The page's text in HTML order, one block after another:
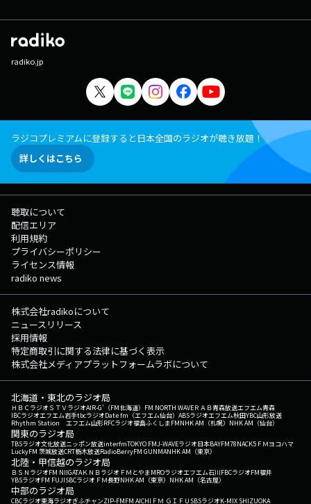
radiko.jp
ラジコプレミアムに登録すると日本全国のラジオが聴き放題！
詳しくはこちら
聴取について
配信エリア
利用規約
プライバシーポリシー
ライセンス情報
radiko news
株式会社radikoについて
ニュースリリース
採用情報
特定商取引に関する法律に基づく表示
株式会社メディアプラットフォームラボについて
北海道・東北のラジオ局
ＨＢＣラジオＳＴＶラジオAIR-G'（FM北海道） FM NORTH WAVEＲＡＢ青森放送エフエム青森
IBCラジオエフエム岩手tbcラジオDate fm（エフエム仙台） ABSラジオエフエム秋田YBC山形放送
Rhythm Station エフエム山形RFCラジオ福島ふくしまFMNHK AM（札幌） NHK AM（仙台）
関東のラジオ局
TBSラジオ文化放送ニッポン放送interfmTOKYO FMJ-WAVEラジオ日本BAYFM78NACK5 ＦＭヨコハマ
LuckyFM 茨城放送CRT栃木放送RadioBerryFM GUNMANHK AM（東京）
北陸・甲信越のラジオ局
ＢＳＮラジオFM NIIGATAＫＮＢラジオ ＦＭとやまMROラジオエフエム石川FBCラジオFM福井
YBSラジオFM FUJISBCラジオ ＦＭ長野NHK AM（東京） NHK AM（名古屋）
中部のラジオ局
CBCラジオ東海ラジオぎふチャンZIP-FMFM AICHI ＦＭ ＧＩＦＵ SBSラジオK-MIX SHIZUOKA